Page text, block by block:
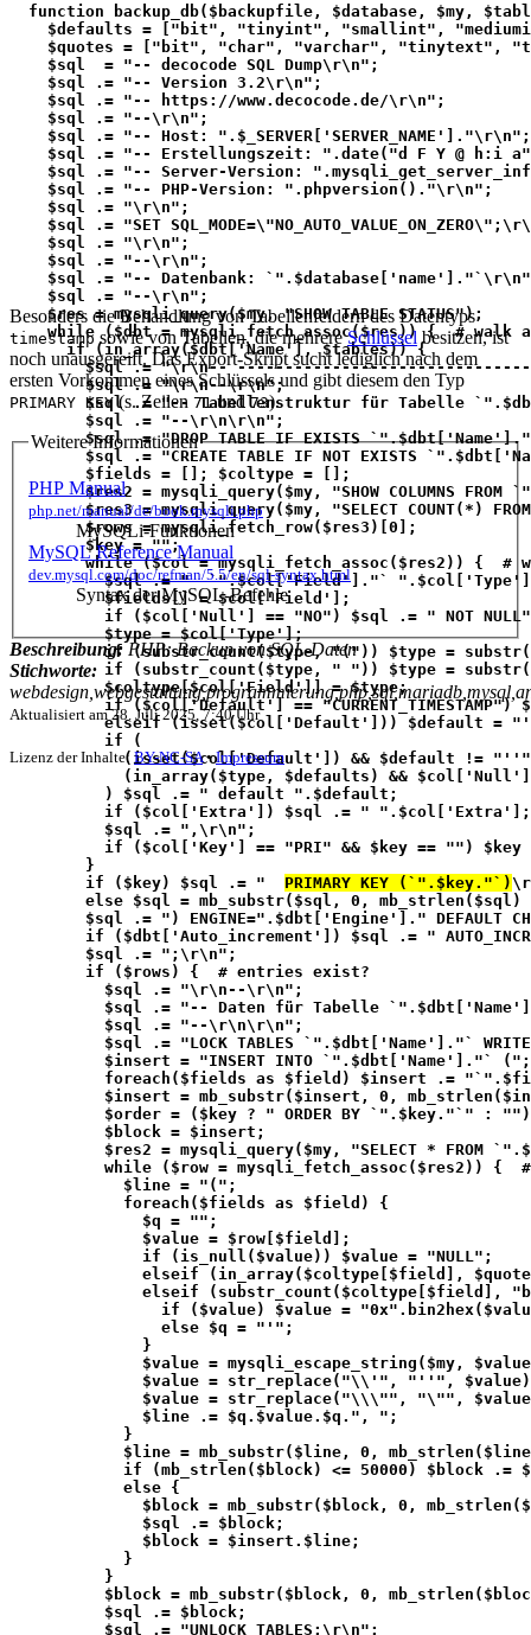
function backup_db($backupfile, $database, $my,
$defaults = ["bit", "tinyint", "smallint",
$quotes = ["bit", "char", "varchar", "tinytext",
    $sql  = "-- decocode SQL Dump\r\n";
    $sql .= "-- Version 3.2\r\n";
    $sql .= "-- https://www.decocode.de/\r\n";
    $sql .= "--\r\n";
    $sql .= "-- Host: ".$_SERVER['SERVER_NAME']."\r\n";
$sql .= "-- Erstellungszeit: ".date("d F Y @ h:i
$sql .= "-- Server-Version:
    $sql .= "-- PHP-Version: ".phpversion()."\r\n";
    $sql .= "\r\n";
$sql .= "SET
    $sql .= "\r\n";
    $sql .= "--\r\n";
$sql .= "-- Datenbank:
    $sql .= "--\r\n";
    $res = mysqli_query($my, "SHOW TABLE STATUS");
while ($dbt = mysqli_fetch_assoc($res)) {  # walk
      if (in_array($dbt['Name'], $tables)) {
$sql .= "\r\n--
        $sql .= "\r\n--\r\n";
$sql .= "-- Tabellenstruktur für Tabelle
        $sql .= "--\r\n\r\n";
$sql .= "DROP TABLE IF EXISTS
$sql .= "CREATE TABLE IF NOT EXISTS
        $fields = []; $coltype = [];
$res2 = mysqli_query($my, "SHOW COLUMNS FROM
$res3 = mysqli_query($my, "SELECT COUNT(*)
        $rows = mysqli_fetch_row($res3)[0];
        $key = "";
while ($col = mysqli_fetch_assoc($res2)) {  #
$sql .= "  `".$col['Field']."`
          $fields[] = $col['Field'];
if ($col['Null'] == "NO") $sql .= " NOT
          $type = $col['Type'];
if (substr_count($type, "(")) $type =
if (substr_count($type, " ")) $type =
          $coltype[$col['Field']] = $type;
if ($col['Default'] == "CURRENT_TIMESTAMP")
elseif (isset($col['Default'])) $default =
          if (
(isset($col['Default']) && $default !=
(in_array($type, $defaults) &&
          ) $sql .= " default ".$default;
          if ($col['Extra']) $sql .= " ".$col['Extra'];
          $sql .= ",\r\n";
if ($col['Key'] == "PRI" && $key == "") $key
        }
        if ($key) $sql .= "
PRIMARY KEY (`".$key."`)
else $sql = mb_substr($sql, 0, mb_strlen($sql)
$sql .= ") ENGINE=".$dbt['Engine']." DEFAULT
if ($dbt['Auto_increment']) $sql .= "
        $sql .= ";\r\n";
        if ($rows) {  # entries exist?
          $sql .= "\r\n--\r\n";
$sql .= "-- Daten für Tabelle
          $sql .= "--\r\n\r\n";
$sql .= "LOCK TABLES `".$dbt['Name']."`
          $insert = "INSERT INTO `".$dbt['Name']."` (";
foreach($fields as $field) $insert .=
$insert = mb_substr($insert, 0,
$order = ($key ? " ORDER BY `".$key."`" :
          $block = $insert;
$res2 = mysqli_query($my, "SELECT * FROM
while ($row = mysqli_fetch_assoc($res2)) {
            $line = "(";
            foreach($fields as $field) {
              $q = "";
              $value = $row[$field];
              if (is_null($value)) $value = "NULL";
elseif (in_array($coltype[$field],
elseif (substr_count($coltype[$field],
if ($value) $value =
                else $q = "'";
              }
$value = mysqli_escape_string($my,
$value = str_replace("\\'", "''",
$value = str_replace("\\\"", "\"",
              $line .= $q.$value.$q.", ";
            }
$line = mb_substr($line, 0,
if (mb_strlen($block) <= 50000) $block .=
            else {
$block = mb_substr($block, 0,
              $sql .= $block;
              $block = $insert.$line;
            }
          }
$block = mb_substr($block, 0,
          $sql .= $block;
          $sql .= "UNLOCK TABLES;\r\n";
Besonders die Behandlung von Tabellenfeldern des Datentyps
timestamp sowie von Tabellen, die mehrereSchlüssel besitzen, ist
noch unausgereift. Das Export-Skript sucht lediglich nach dem
ersten Vorkommen eines Schlüssels und gibt diesem den Typ
PRIMARY KEY(s. Zeilen 71und73).
Weitere Informationen
PHP Manual
php.net/manual/de/book.mysqli.php
MySQLi-Funktionen
MySQL Reference Manual
dev.mysql.com/doc/refman/5.5/en/sql-syntax.html
Syntax der MySQL-Befehle
Beschreibung: PHP: Backup von SQL-Daten
Stichworte:
Aktualisiert am28. Juli 2025, 7:40 Uhr
Lizenz der Inhalte: BY-NC-SA•Impressum